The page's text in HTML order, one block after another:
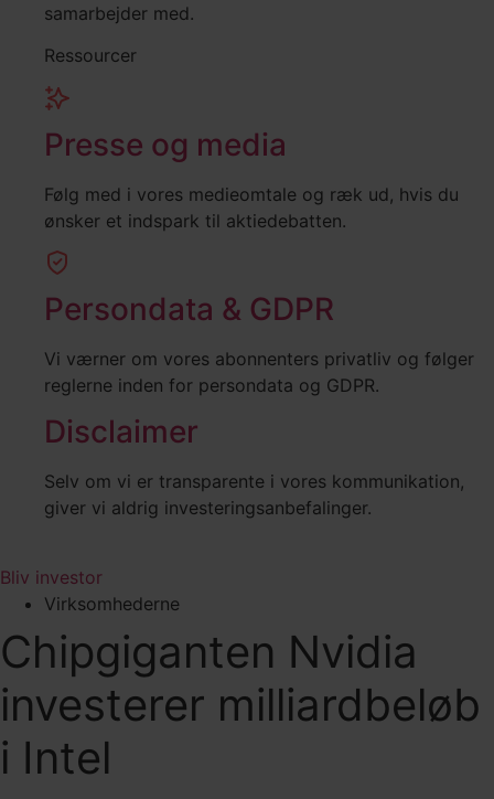
samarbejder med.
Ressourcer
Presse og media
Følg med i vores medieomtale og ræk ud, hvis du
ønsker et indspark til aktiedebatten.
Persondata & GDPR
Vi værner om vores abonnenters privatliv og følger
reglerne inden for persondata og GDPR.
Disclaimer
Selv om vi er transparente i vores kommunikation,
giver vi aldrig investeringsanbefalinger.
Bliv investor
Virksomhederne
Chipgiganten Nvidia
investerer milliardbeløb
i Intel